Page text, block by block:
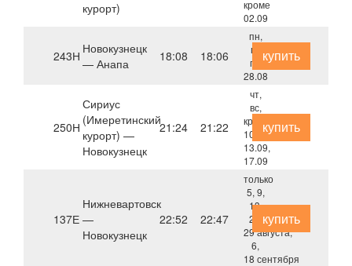
курорт)
кроме
02.09
243Н Новокузнецк
— Анапа
18:08 18:06
пн,
пт
по
28.08
купить
250Н
Сириус
(Имеретинский
курорт) —
Новокузнецк
21:24 21:22
чт,
вс,
кроме
10.09,
13.09,
17.09
купить
137Е
Нижневартовск
—
Новокузнецк
22:52 22:47
только
5, 9,
13,
21,
29 августа,
6,
18 сентября
купить